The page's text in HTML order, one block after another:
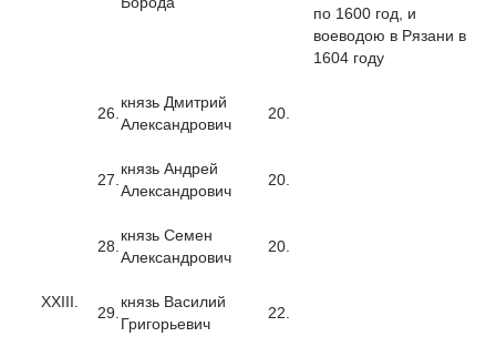
по 1600 год, и
воеводою в Рязани в
1604 году
26.
князь Дмитрий
Александрович
20.
27.
князь Андрей
Александрович
20.
28.
князь Семен
Александрович
20.
XXIII.
29.
князь Василий
Григорьевич
22.